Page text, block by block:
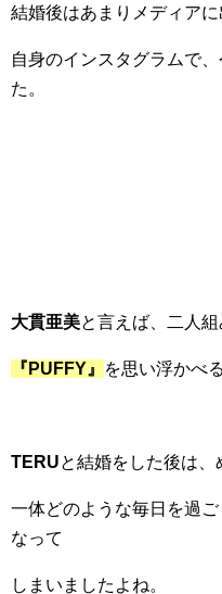
結婚後はあまりメディア
自身のインスタグラムで
た。
大貫亜美と言えば、二人組
『PUFFY』 を思い浮かべ
TERUと結婚をした後は
一体どのような毎日を過
なって
しまいましたよね。